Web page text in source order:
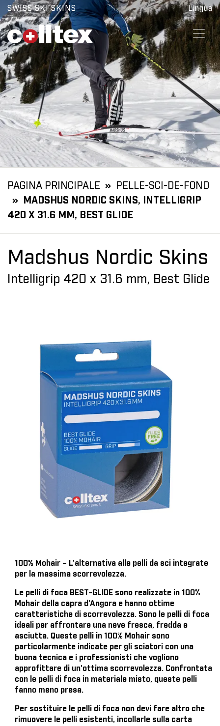
SWISS SKI SKINS Lingua
PAGINA PRINCIPALE
PELLE-SCI-DE-FOND
MADSHUS NORDIC SKINS, INTELLIGRIP
420 X 31.6 MM, BEST GLIDE
Madshus Nordic Skins
Intelligrip 420 x 31.6 mm, Best Glide
100% Mohair – L'alternativa alle pelli da sci integrate
per la massima scorrevolezza.
Le pelli di foca BEST-GLIDE sono realizzate in 100%
Mohair della capra d'Angora e hanno ottime
caratteristiche di scorrevolezza. Sono le pelli di foca
ideali per affrontare una neve fresca, fredda e
asciutta. Queste pelli in 100% Mohair sono
particolarmente indicate per gli sciatori con una
buona tecnica e i professionisti che vogliono
approfittare di un'ottima scorrevolezza. Confrontata
con le pelli di foca in materiale misto, queste pelli
fanno meno presa.
Per sostituire le pelli di foca non devi fare altro che
rimuovere le pelli esistenti, incollarle sulla carta